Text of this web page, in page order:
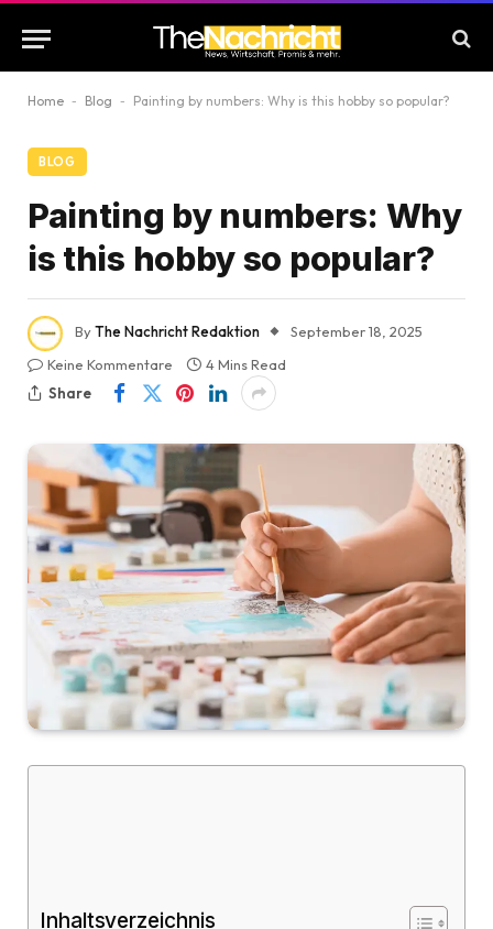
Home - Blog - Painting by numbers: Why is this hobby so popular?
BLOG
Painting by numbers: Why
is this hobby so popular?
ByThe Nachricht Redaktion
September 18, 2025
Keine Kommentare
4 Mins Read
Share
Inhaltsverzeichnis